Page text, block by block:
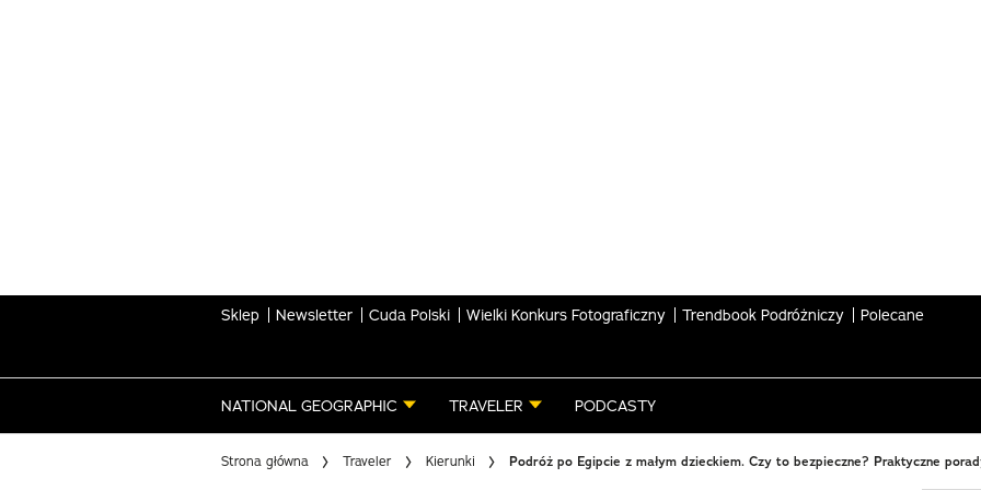
Sklep Newsletter Cuda Polski Wielki Konkurs Fotograficzny Trendbook Podróżniczy Polecane
NATIONAL GEOGRAPHIC TRAVELER PODCASTY
Strona główna Traveler Kierunki Podróż po Egipcie z małym dzieckiem. Czy to bezpieczne? Praktyczne